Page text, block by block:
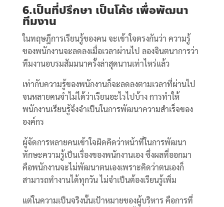
6.เป็นที่ปรึกษา เป็นโค้ช เพื่อพัฒนา
ทีมงาน
ในทฤษฎีการเรียนรู้ของคน จะเข้าใจตรงกันว่า ความรู้
ของพนักงานจะลดลงเมื่อเวลาผ่านไป ลองจินตนาการว่า
ทีมงานอบรมสัมมนาครั้งล่าสุดนานเท่าไหร่แล้ว
เท่ากับความรู้ของพนักงานก็จะลดลงตามเวลาที่ผ่านไป
จนหลายคนจำไม่ได้ว่าเรียนอะไรไปบ้าง การทำให้
พนักงานเรียนรู้จึงจำเป็นในการพัฒนาความสำเร็จของ
องค์กร
ผู้จัดการหลายคนเข้าใจผิดคิดว่าหน้าที่ในการพัฒนา
ทักษะความรู้เป็นเรื่องของพนักงานเอง ซึ่งผลที่ออกมา
คือพนักงานจะไม่พัฒนาตนเองเพราะคิดว่าตนเองก็
สามารถทำงานได้ทุกวัน ไม่จำเป็นต้องเรียนรู้เพิ่ม
แต่ในความเป็นจริงนั้นเป้าหมายของผู้บริหาร คือการที่